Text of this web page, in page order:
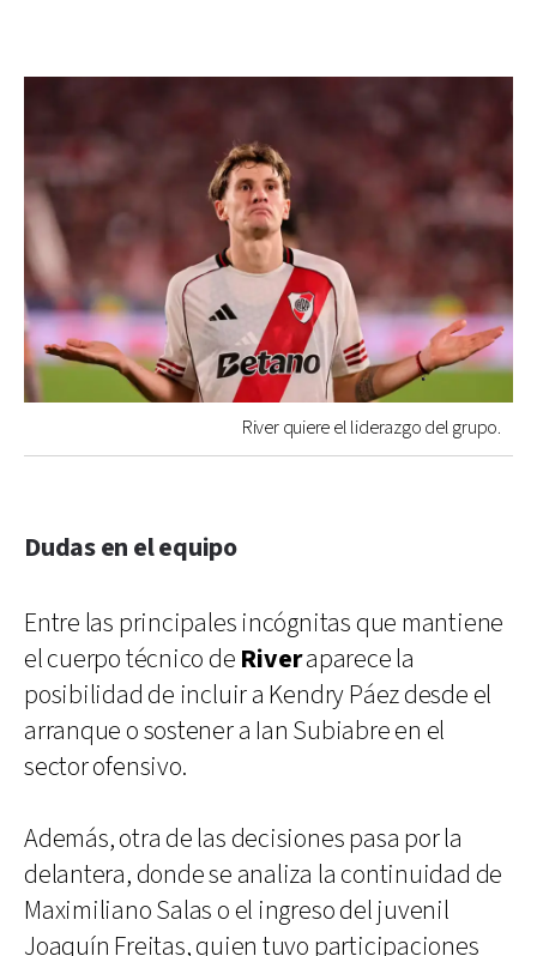
River quiere el liderazgo del grupo.
Dudas en el equipo
Entre las principales incógnitas que mantiene
el cuerpo técnico de Riveraparece la
posibilidad de incluir a Kendry Páez desde el
arranque o sostener a Ian Subiabre en el
sector ofensivo.
Además, otra de las decisiones pasa por la
delantera, donde se analiza la continuidad de
Maximiliano Salas o el ingreso del juvenil
Joaquín Freitas, quien tuvo participaciones